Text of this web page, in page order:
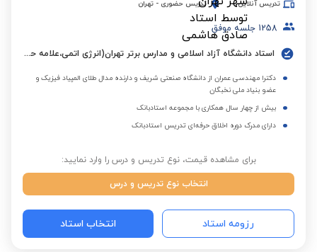
تدریس آنلاین تدریس حضوری - تهران
1258 جلسه موفق
استاد دانشگاه آزاد اسلامی و مدارس برتر تهران(انرژی اتمی،علامه حلی،علامه طباطبایی، سلام و...) به مدت 14 سال
دکترا مهندسی عمران از دانشگاه صنعتی شریف و دارنده مدال طلای المپیاد فیزیک و
عضو بنیاد ملی نخبگان
بیش از چهار سال همکاری با مجموعه استادبانک
دارای مدرک دوره اخلاق حرفه‌ای تدریس استادبانک
برای مشاهده قیمت، نوع تدریس و درس را وارد نمایید:
انتخاب نوع تدریس و درس
رزومه استاد انتخاب استاد